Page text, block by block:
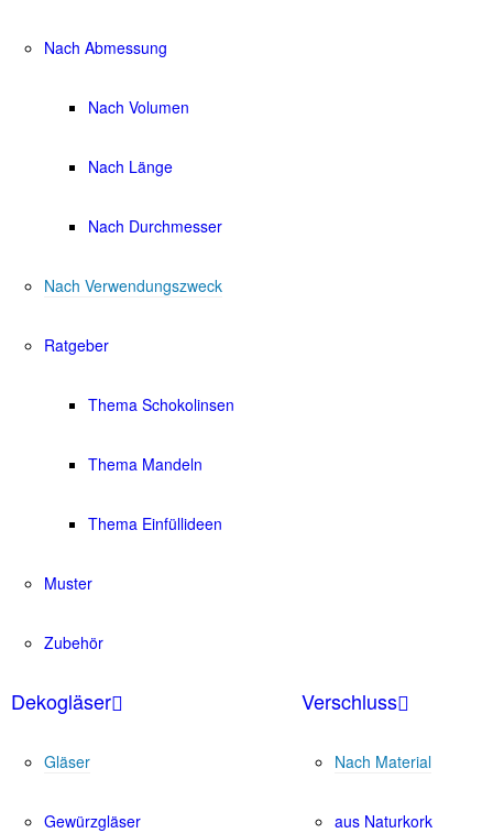
Nach Abmessung
Nach Volumen
Nach Länge
Nach Durchmesser
Nach Verwendungszweck
Ratgeber
Thema Schokolinsen
Thema Mandeln
Thema Einfüllideen
Muster
Zubehör
Dekogläser
Gläser
Gewürzgläser
Verschluss
Nach Material
aus Naturkork